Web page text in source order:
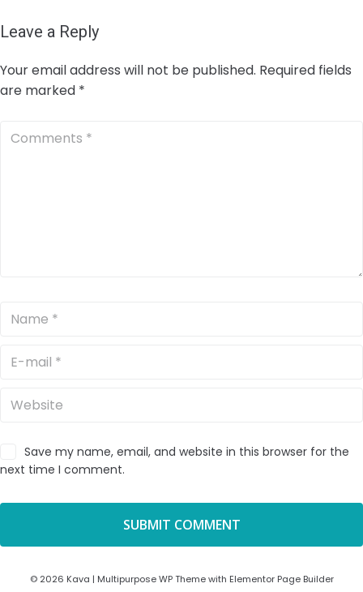
Leave a Reply
Your email address will not be published. Required fields
are marked *
Save my name, email, and website in this browser for the
next time I comment.
© 2026 Kava | Multipurpose WP Theme with Elementor Page Builder